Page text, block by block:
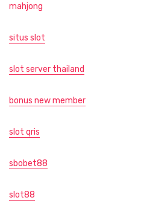
mahjong
situs slot
slot server thailand
bonus new member
slot qris
sbobet88
slot88